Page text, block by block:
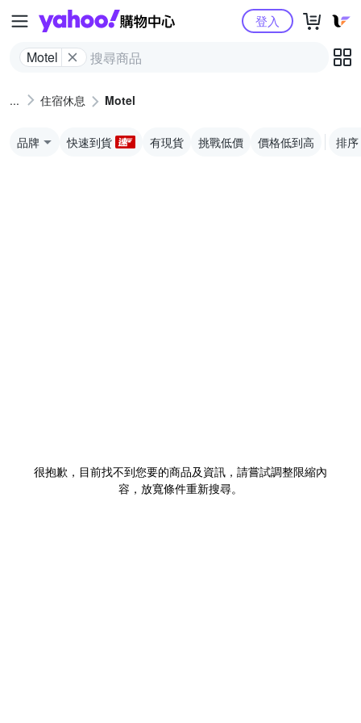
Yahoo購物中心
Motel
登入
住宿休息 Motel
品牌 快速到貨 有現貨 挑戰低價 價格低到高 排序
很抱歉，目前找不到您要的商品及資訊，請嘗試調整限縮內
容，放寬條件重新搜尋。